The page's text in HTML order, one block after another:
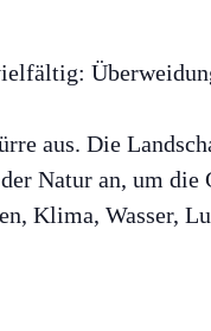
aus. Die
Natur an, um die
Klima, Wasser,